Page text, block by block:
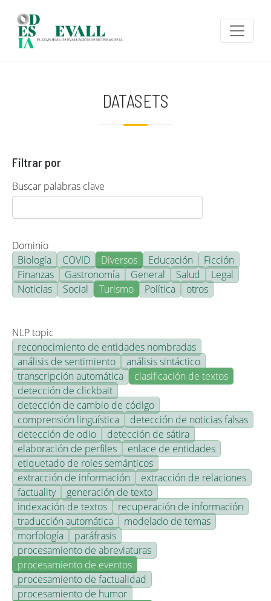
DATASETS
Filtrar por
Buscar palabras clave
Dominio
Biología
COVID Diversos Educación
Ficción
Finanzas
Gastronomía General Salud
Legal
Noticias
Social Turismo Política otros
NLP topic
reconocimiento de entidades nombradas
análisis de sentimiento
análisis sintáctico
transcripción automática
clasificación de textos
detección de clickbait
detección de cambio de código
comprensión lingüística
detección de noticias falsas
detección de odio
detección de sátira
elaboración de perfiles
enlace de entidades
etiquetado de roles semánticos
extracción de información
extracción de relaciones
factuality
generación de texto
indexación de textos
recuperación de información
traducción automática
modelado de temas
morfología
paráfrasis
procesamiento de abreviaturas
procesamiento de eventos
procesamiento de factualidad
procesamiento de humor